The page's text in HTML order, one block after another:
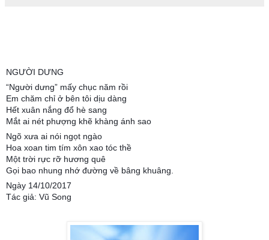
NGƯỜI DƯNG
“Người dưng” mấy chục năm rồi
Em chăm chỉ ở bên tôi dịu dàng
Hết xuân nắng đổ hè sang
Mắt ai nét phượng khẽ khàng ánh sao
Ngõ xưa ai nói ngọt ngào
Hoa xoan tim tím xôn xao tóc thề
Một trời rực rỡ hương quê
Gọi bao nhung nhớ đường về bâng khuâng.
Ngày 14/10/2017
Tác giả: Vũ Song